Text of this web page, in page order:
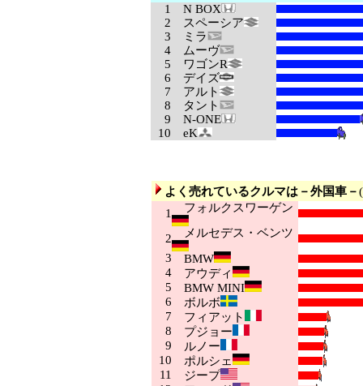
1
N BOX
2 スペーシア
3 ミラ
4 ムーヴ
5 ワゴンR
6 デイズ
7 アルト
8 タント
9 N-ONE
10 eK
よく売れているクルマは－外国車－
1
フォルクスワーゲン
2 メルセデス・ベンツ
3 BMW
4 アウディ
5 BMW MINI
6 ボルボ
7 フィアット
8 プジョー
9 ルノー
10 ポルシェ
11
ジープ